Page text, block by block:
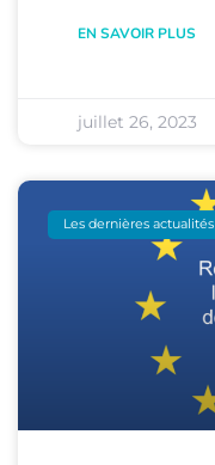
EN SAVOIR PLUS
juillet 26, 2023
Les dernières actualités